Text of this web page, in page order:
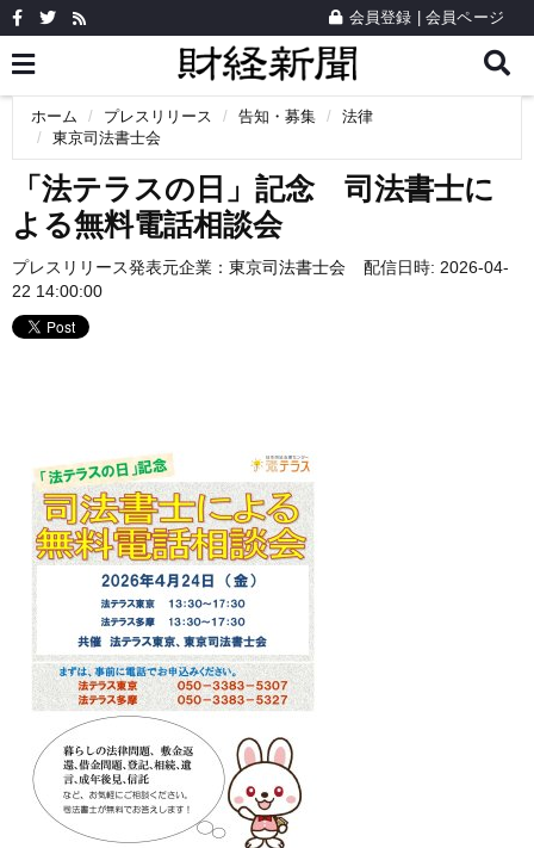
会員登録 会員ページ
ホーム プレスリリース 告知・募集
法律
東京司法書士会
「法テラスの日」記念 司法書士に
よる無料電話相談会
プレスリリース発表元企業： 東京司法書士会
配信日時: 2026-04-
22 14:00:00